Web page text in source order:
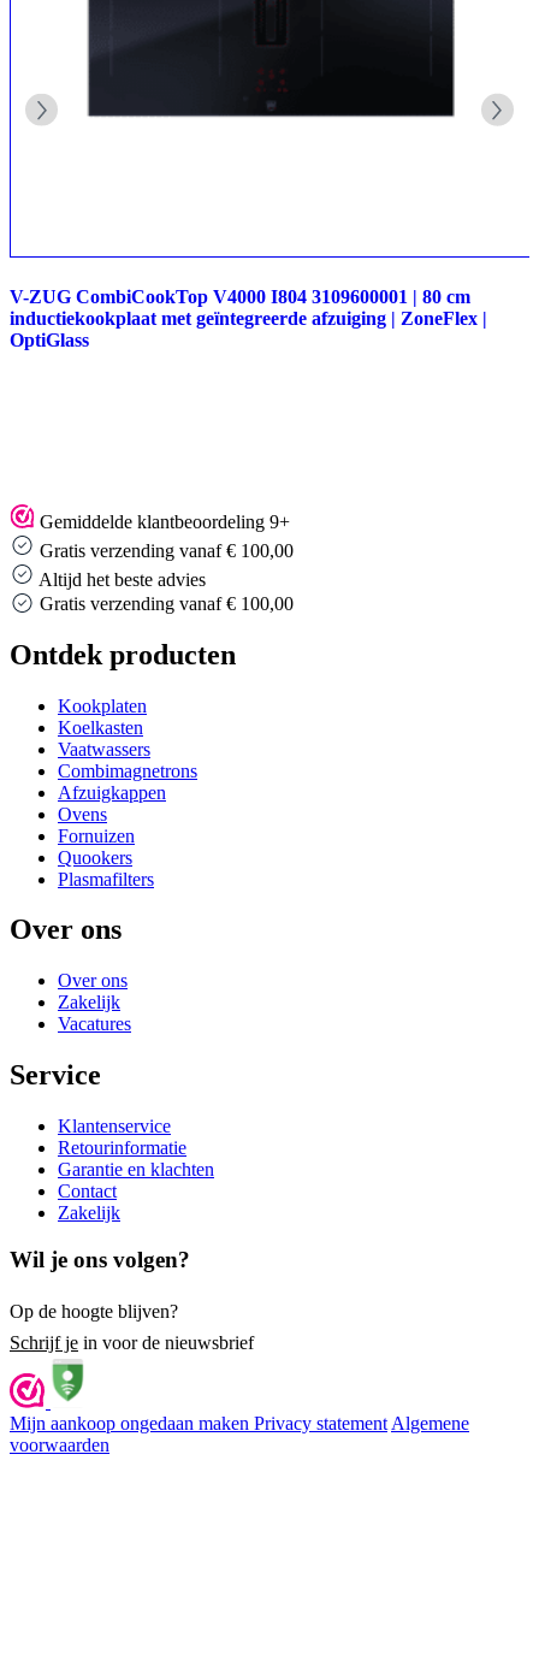
V-ZUG CombiCookTop V4000 I804 3109600001 | 80 cm
inductiekookplaat met geïntegreerde afzuiging | ZoneFlex |
OptiGlass
Gemiddelde klantbeoordeling 9+
Gratis verzending vanaf € 100,00
Altijd het beste advies
Altijd het beste advies
Ontdek producten
Kookplaten
Koelkasten
Vaatwassers
Combimagnetrons
Afzuigkappen
Ovens
Fornuizen
Quookers
Plasmafilters
Over ons
Over ons
Zakelijk
Vacatures
Service
Klantenservice
Retourinformatie
Garantie en klachten
Contact
Zakelijk
Wil je ons volgen?
Op de hoogte blijven?
Schrijf je in voor de nieuwsbrief
Mijn aankoop ongedaan maken Privacy statement Algemene
voorwaarden